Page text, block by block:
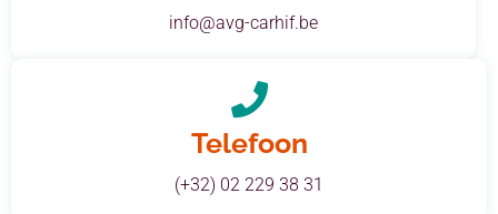
info@avg-carhif.be
Telefoon
(+32) 02 229 38 31